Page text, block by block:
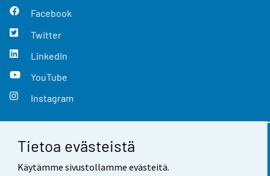
Tietoa evästeistä
Käytämme sivustollamme evästeitä.
Facebook
Twitter
LinkedIn
YouTube
Instagram
Yhteystiedot
Palaute